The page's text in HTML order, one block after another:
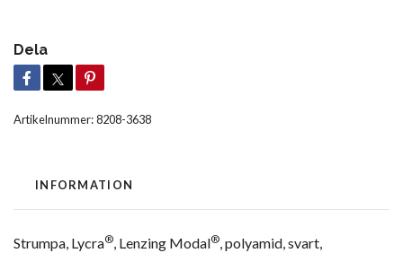
Dela
Artikelnummer:8208-3638
INFORMATION
Strumpa, Lycra®, Lenzing Modal®, polyamid, svart,